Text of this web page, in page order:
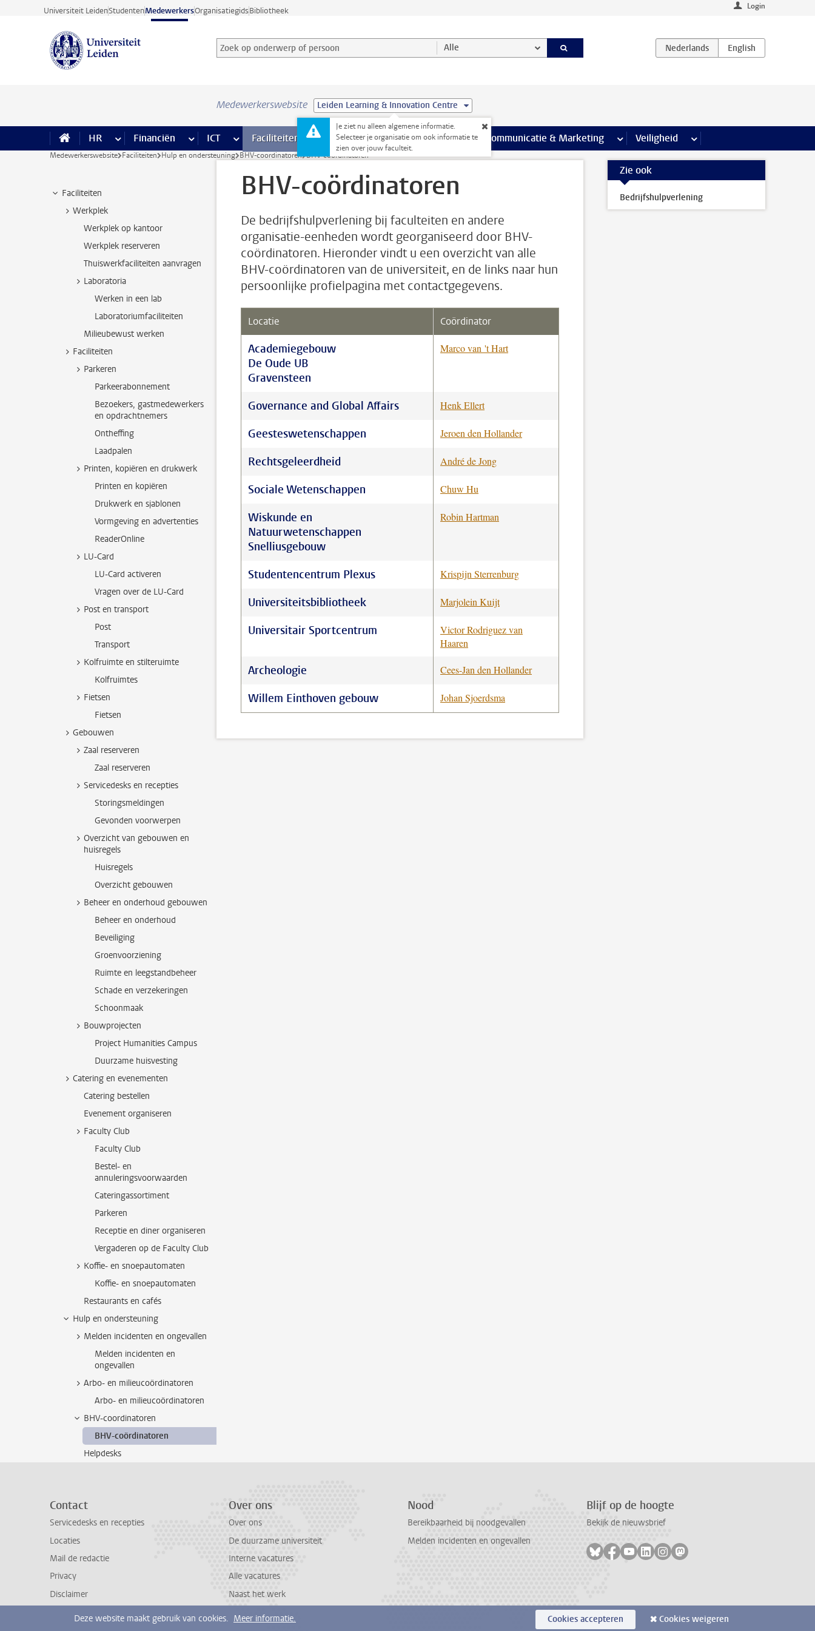
Ga direct naar de inhoud
Universiteit LeidenStudentenMedewerkersOrganisatiegidsBibliotheek Login
Zoek op onderwerp of persoon en selecteer categorie
Zoekterm Alle
Medewerkerswebsite Leiden Learning & Innovation Centre
Je ziet nu alleen algemene informatie.
Selecteer je organisatie om ook informatie te
zien over jouw faculteit.
HR meer HR pagina’s
Financiën meer Financiën pagina’s
ICT meer ICT pagina’s
Faciliteiten meer Faciliteiten pagina’s
Onderwijs meer Onderwijs pagina’s
Onderzoek meer Onderzoek pagina’s
Communicatie & Marketing meer Communicatie & Marketing pagina’s
Veiligheid meer Veiligheid pagina’s
Medewerkerswebsite Faciliteiten Hulp en ondersteuning BHV-coordinatoren BHV-coördinatoren
Faciliteiten
Werkplek
Werkplek op kantoor
Werkplek reserveren
Thuiswerkfaciliteiten aanvragen
Laboratoria
Werken in een lab
Laboratoriumfaciliteiten
Milieubewust werken
Faciliteiten
Parkeren
Parkeerabonnement
Bezoekers, gastmedewerkers
en opdrachtnemers
Ontheffing
Laadpalen
Printen, kopiëren en drukwerk
Printen en kopiëren
Drukwerk en sjablonen
Vormgeving en advertenties
ReaderOnline
LU-Card
LU-Card activeren
Vragen over de LU-Card
Post en transport
Post
Transport
Kolfruimte en stilteruimte
Kolfruimtes
Fietsen
Fietsen
Gebouwen
Zaal reserveren
Zaal reserveren
Servicedesks en recepties
Storingsmeldingen
Gevonden voorwerpen
Overzicht van gebouwen en
huisregels
Huisregels
Overzicht gebouwen
Beheer en onderhoud gebouwen
Beheer en onderhoud
Beveiliging
Groenvoorziening
Ruimte en leegstandbeheer
Schade en verzekeringen
Schoonmaak
Bouwprojecten
Project Humanities Campus
Duurzame huisvesting
Catering en evenementen
Catering bestellen
Evenement organiseren
Faculty Club
Faculty Club
Bestel- en
annuleringsvoorwaarden
Cateringassortiment
Parkeren
Receptie en diner organiseren
Vergaderen op de Faculty Club
Koffie- en snoepautomaten
Koffie- en snoepautomaten
Restaurants en cafés
Hulp en ondersteuning
Melden incidenten en ongevallen
Melden incidenten en
ongevallen
Arbo- en milieucoördinatoren
Arbo- en milieucoördinatoren
BHV-coordinatoren
BHV-coördinatoren
Helpdesks
BHV-coördinatoren
De bedrijfshulpverlening bij faculteiten en andere
organisatie-eenheden wordt georganiseerd door BHV-
coördinatoren. Hieronder vindt u een overzicht van alle
BHV-coördinatoren van de universiteit, en de links naar hun
persoonlijke profielpagina met contactgegevens.
Locatie Coördinator
Academiegebouw
De Oude UB
Gravensteen
Marco van 't Hart
Governance and Global Affairs Henk Ellert
Geesteswetenschappen Jeroen den Hollander
Rechtsgeleerdheid André de Jong
Sociale Wetenschappen Chuw Hu
Wiskunde en
Natuurwetenschappen
Snelliusgebouw
Robin Hartman
Studentencentrum Plexus Krispijn Sterrenburg
Universiteitsbibliotheek Marjolein Kuijt
Universitair Sportcentrum
Victor Rodriguez van
Haaren
Archeologie Cees-Jan den Hollander
Willem Einthoven gebouw Johan Sjoerdsma
Zie ook
Bedrijfshulpverlening
Contact
Servicedesks en recepties
Locaties
Mail de redactie
Privacy
Disclaimer
Over ons
Over ons
De duurzame universiteit
Interne vacatures
Alle vacatures
Naast het werk
Nood
Bereikbaarheid bij noodgevallen
Melden incidenten en ongevallen
Blijf op de hoogte
Bekijk de nieuwsbrief
Volg ons op bluesky
Volg ons op facebook
Volg ons op youtube
Volg ons op linkedin
Volg ons op instagram
Volg ons op mastodon
Deze website maakt gebruik van cookies. Meer informatie. Cookies accepteren Cookies weigeren